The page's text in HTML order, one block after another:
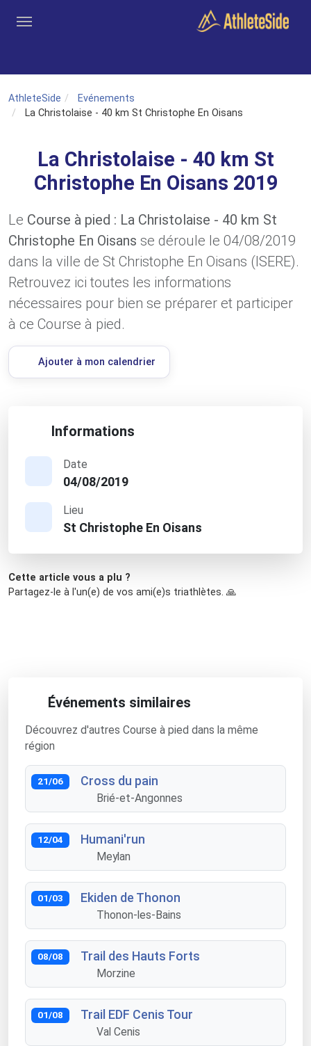
AthleteSide
Evénements
La Christolaise - 40 km St Christophe En Oisans
La Christolaise - 40 km St
Christophe En Oisans 2019
Le Course à pied : La Christolaise - 40 km St
Christophe En Oisans se déroule le 04/08/2019
dans la ville de St Christophe En Oisans (ISERE).
Retrouvez ici toutes les informations
nécessaires pour bien se préparer et participer
à ce Course à pied.
Ajouter à mon calendrier
Informations
Date
04/08/2019
Lieu
St Christophe En Oisans
Cette article vous a plu ?
Partagez-le à l'un(e) de vos ami(e)s triathlètes. 🙏
Événements similaires
Découvrez d'autres Course à pied dans la même
région
21/06 Cross du pain
Brié-et-Angonnes
12/04 Humani'run
Meylan
01/03 Ekiden de Thonon
Thonon-les-Bains
08/08 Trail des Hauts Forts
Morzine
01/08 Trail EDF Cenis Tour
Val Cenis